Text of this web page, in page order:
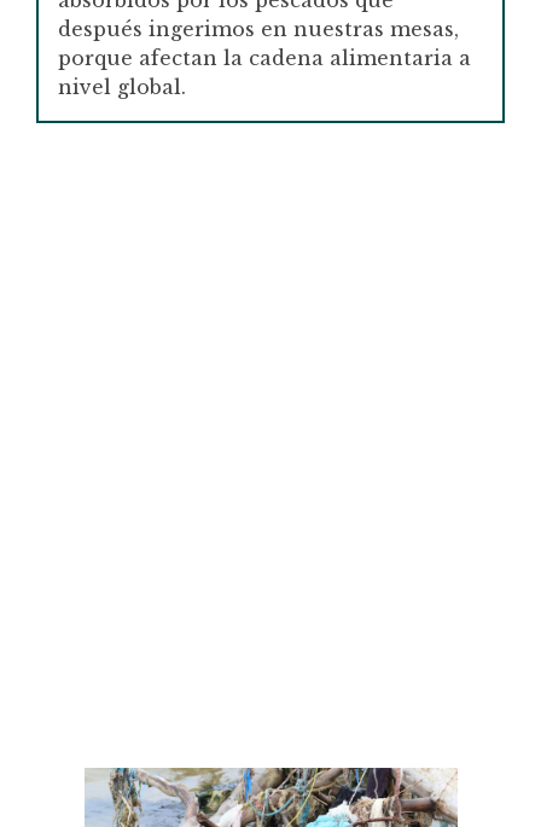
después ingerimos en nuestras mesas,
porque afectan la cadena alimentaria a
nivel global.